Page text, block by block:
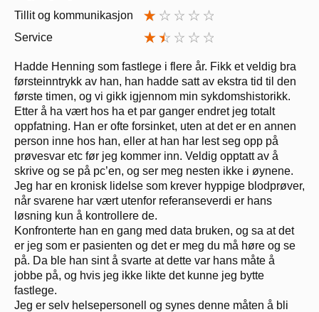
Tillit og kommunikasjon
Service
Hadde Henning som fastlege i flere år. Fikk et veldig bra
førsteinntrykk av han, han hadde satt av ekstra tid til den
første timen, og vi gikk igjennom min sykdomshistorikk.
Etter å ha vært hos ha et par ganger endret jeg totalt
oppfatning. Han er ofte forsinket, uten at det er en annen
person inne hos han, eller at han har lest seg opp på
prøvesvar etc før jeg kommer inn. Veldig opptatt av å
skrive og se på pc’en, og ser meg nesten ikke i øynene.
Jeg har en kronisk lidelse som krever hyppige blodprøver,
når svarene har vært utenfor referanseverdi er hans
løsning kun å kontrollere de.
Konfronterte han en gang med data bruken, og sa at det
er jeg som er pasienten og det er meg du må høre og se
på. Da ble han sint å svarte at dette var hans måte å
jobbe på, og hvis jeg ikke likte det kunne jeg bytte
fastlege.
Jeg er selv helsepersonell og synes denne måten å bli